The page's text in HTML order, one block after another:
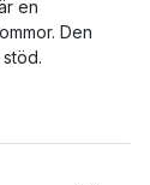
en
Den